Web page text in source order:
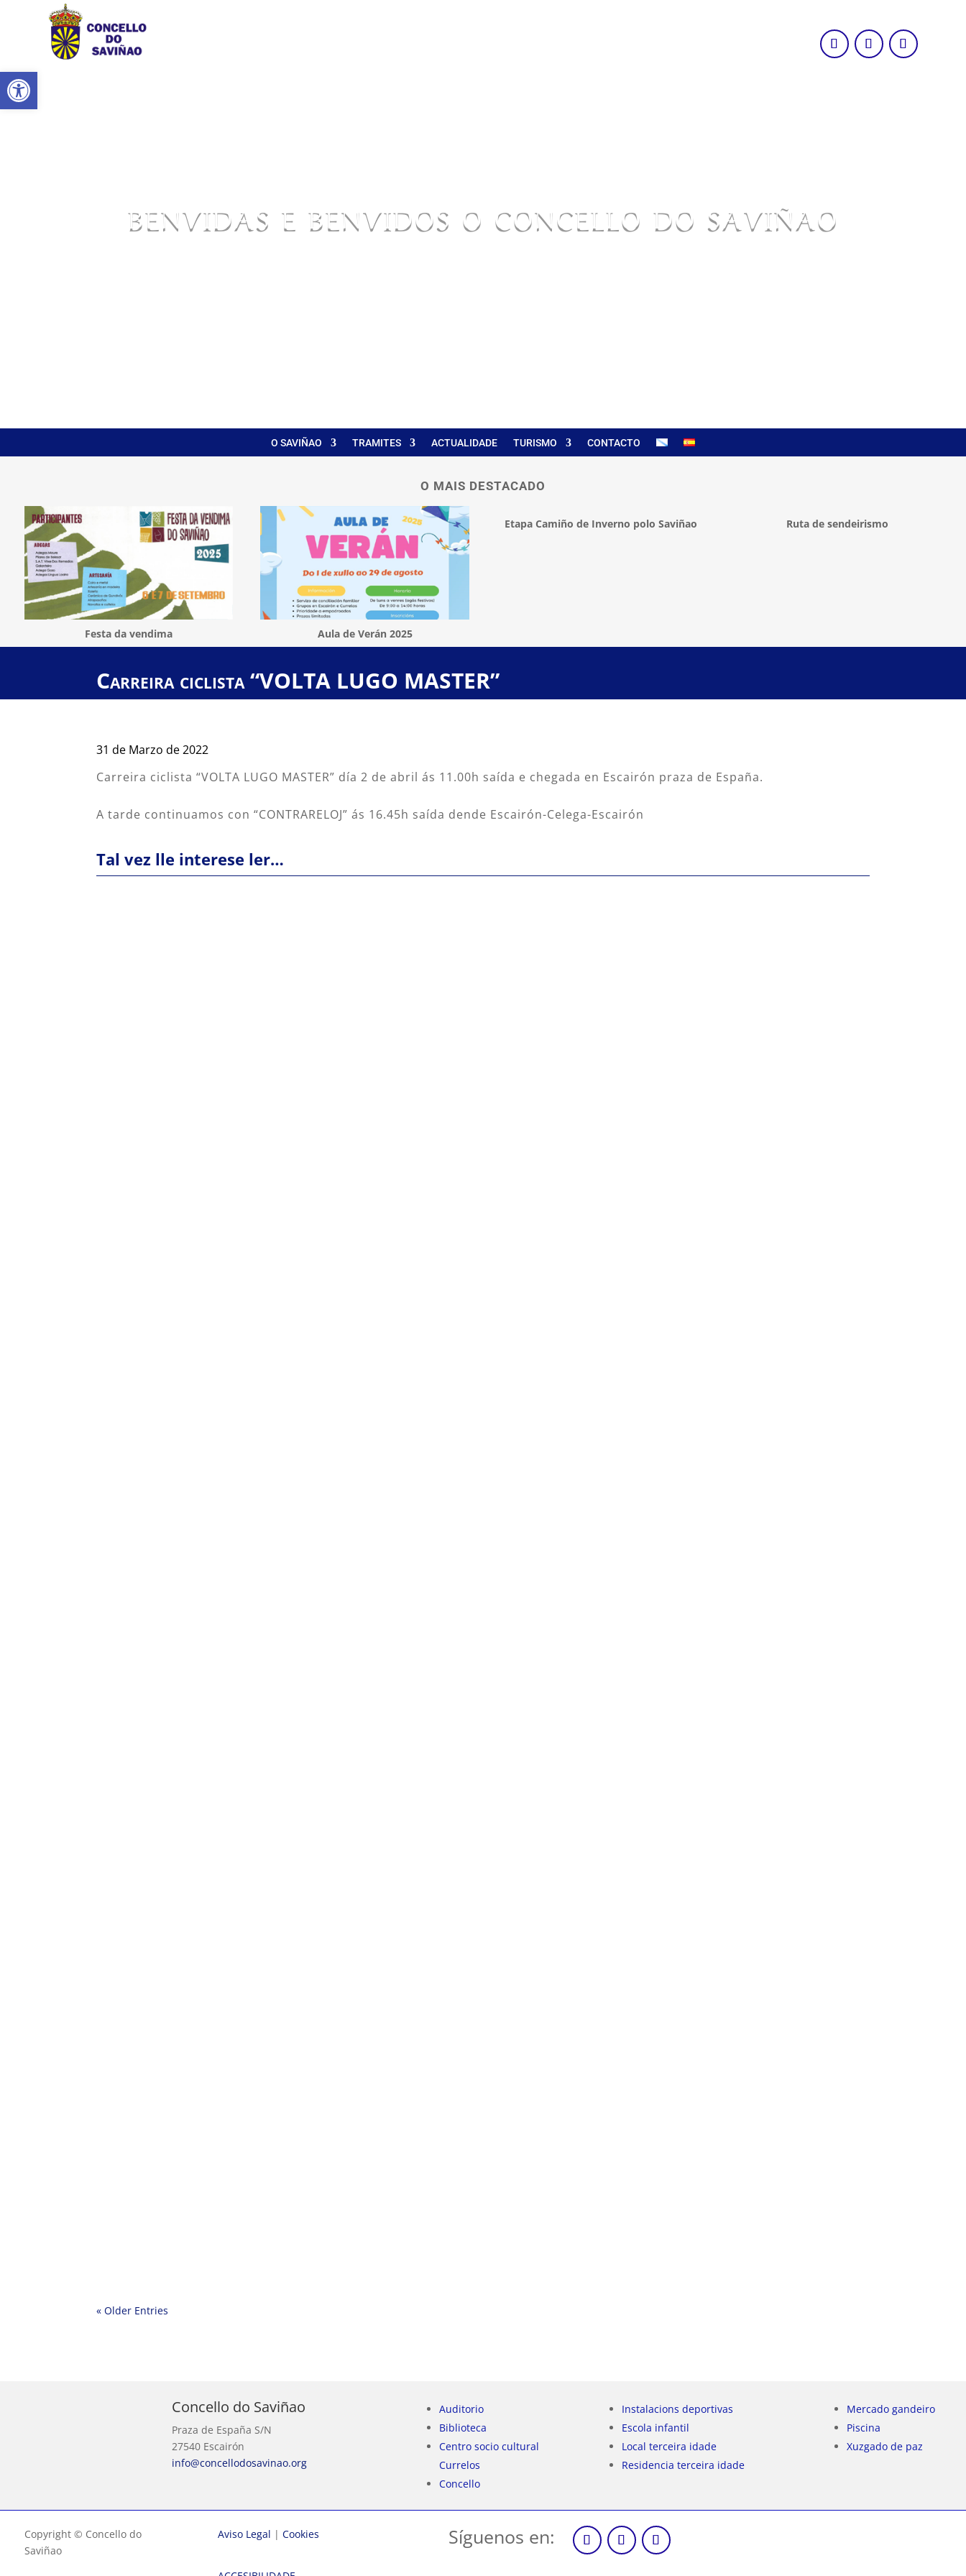
Abrir barra de ferramentas
BENVIDAS E BENVIDOS O CONCELLO DO SAVIÑAO
O SAVIÑAO TRAMITES ACTUALIDADE TURISMO CONTACTO
O MAIS DESTACADO
Festa da vendima Aula de Verán 2025
Etapa Camiño de Inverno polo Saviñao Ruta de sendeirismo
Carreira ciclista “VOLTA LUGO MASTER”
31 de Marzo de 2022
Carreira ciclista “VOLTA LUGO MASTER” día 2 de abril ás 11.00h saída e chegada en Escairón praza de España.
A tarde continuamos con “CONTRARELOJ” ás 16.45h saída dende Escairón-Celega-Escairón
Tal vez lle interese ler…
« Older Entries
Concello do Saviñao
Praza de España S/N
27540 Escairón
info@concellodosavinao.org
Auditorio
Biblioteca
Centro socio cultural
Currelos
Concello
Instalacions deportivas
Escola infantil
Local terceira idade
Residencia terceira idade
Mercado gandeiro
Piscina
Xuzgado de paz
Copyright © Concello do
Saviñao
Aviso Legal | Cookies Síguenos en: